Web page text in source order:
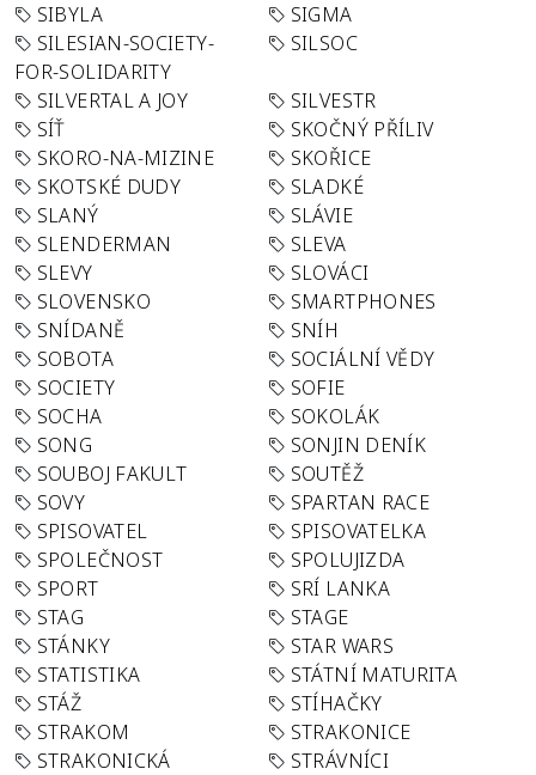
SIBYLA
SIGMA
SILESIAN-SOCIETY-
FOR-SOLIDARITY
SILSOC
SILVERTAL A JOY
SILVESTR
SÍŤ
SKOČNÝ PŘÍLIV
SKORO-NA-MIZINE
SKOŘICE
SKOTSKÉ DUDY
SLADKÉ
SLANÝ
SLÁVIE
SLENDERMAN
SLEVA
SLEVY
SLOVÁCI
SLOVENSKO
SMARTPHONES
SNÍDANĚ
SNÍH
SOBOTA
SOCIÁLNÍ VĚDY
SOCIETY
SOFIE
SOCHA
SOKOLÁK
SONG
SONJIN DENÍK
SOUBOJ FAKULT
SOUTĚŽ
SOVY
SPARTAN RACE
SPISOVATEL
SPISOVATELKA
SPOLEČNOST
SPOLUJIZDA
SPORT
SRÍ LANKA
STAG
STAGE
STÁNKY
STAR WARS
STATISTIKA
STÁTNÍ MATURITA
STÁŽ
STÍHAČKY
STRAKOM
STRAKONICE
STRAKONICKÁ
STRÁVNÍCI